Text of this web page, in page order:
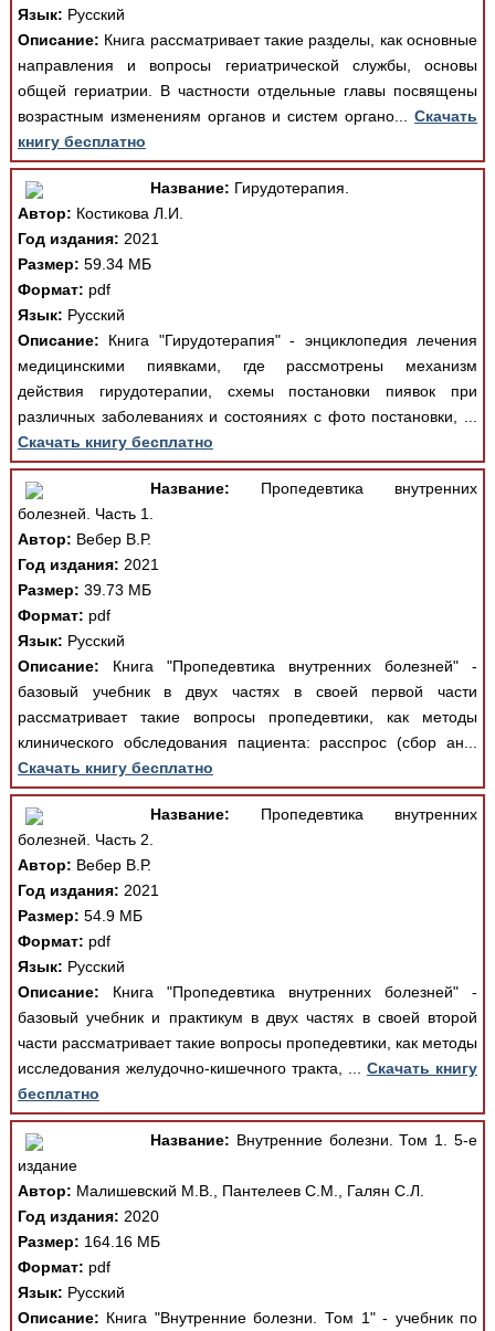
Язык: Русский
Описание: Книга рассматривает такие разделы, как основные
направления и вопросы гериатрической службы, основы
общей гериатрии. В частности отдельные главы посвящены
возрастным изменениям органов и систем органо...Скачать
книгу бесплатно
Название: Гирудотерапия.
Автор: Костикова Л.И.
Год издания: 2021
Размер: 59.34 МБ
Формат: pdf
Язык: Русский
Описание: Книга "Гирудотерапия" - энциклопедия лечения
медицинскими пиявками, где рассмотрены механизм
действия гирудотерапии, схемы постановки пиявок при
различных заболеваниях и состояниях с фото постановки, ...
Скачать книгу бесплатно
Название: Пропедевтика внутренних
болезней. Часть 1.
Автор: Вебер В.Р.
Год издания: 2021
Размер: 39.73 МБ
Формат: pdf
Язык: Русский
Описание: Книга "Пропедевтика внутренних болезней" -
базовый учебник в двух частях в своей первой части
рассматривает такие вопросы пропедевтики, как методы
клинического обследования пациента: расспрос (сбор ан...
Скачать книгу бесплатно
Название: Пропедевтика внутренних
болезней. Часть 2.
Автор: Вебер В.Р.
Год издания: 2021
Размер: 54.9 МБ
Формат: pdf
Язык: Русский
Описание: Книга "Пропедевтика внутренних болезней" -
базовый учебник и практикум в двух частях в своей второй
части рассматривает такие вопросы пропедевтики, как методы
исследования желудочно-кишечного тракта, ...Скачать книгу
бесплатно
Название: Внутренние болезни. Том 1. 5-е
издание
Автор: Малишевский М.В., Пантелеев С.М., Галян С.Л.
Год издания: 2020
Размер: 164.16 МБ
Формат: pdf
Язык: Русский
Описание: Книга "Внутренние болезни. Том 1" - учебник по